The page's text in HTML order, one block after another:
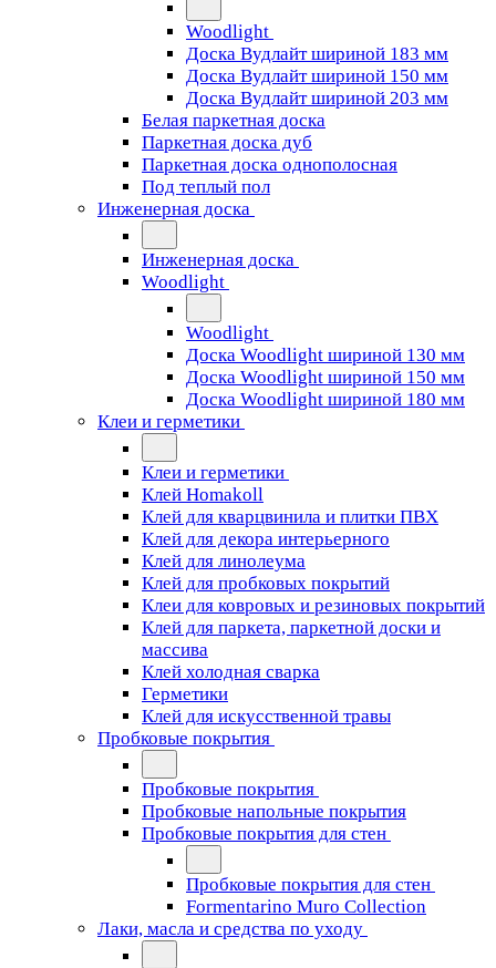
Woodlight
Доска Вудлайт шириной 183 мм
Доска Вудлайт шириной 150 мм
Доска Вудлайт шириной 203 мм
Белая паркетная доска
Паркетная доска дуб
Паркетная доска однополосная
Под теплый пол
Инженерная доска
Инженерная доска
Woodlight
Woodlight
Доска Woodlight шириной 130 мм
Доска Woodlight шириной 150 мм
Доска Woodlight шириной 180 мм
Клеи и герметики
Клеи и герметики
Клей Homakoll
Клей для кварцвинила и плитки ПВХ
Клей для декора интерьерного
Клей для линолеума
Клей для пробковых покрытий
Клеи для ковровых и резиновых покрытий
Клей для паркета, паркетной доски и
массива
Клей холодная сварка
Герметики
Клей для искусственной травы
Пробковые покрытия
Пробковые покрытия
Пробковые напольные покрытия
Пробковые покрытия для стен
Пробковые покрытия для стен
Formentarino Muro Collection
Лаки, масла и средства по уходу